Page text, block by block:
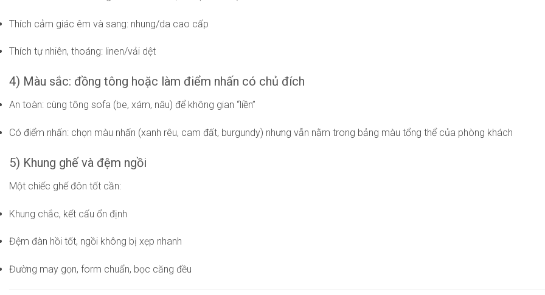
Thích cảm giác êm và sang: nhung/da cao cấp
Thích tự nhiên, thoáng: linen/vải dệt
4) Màu sắc: đồng tông hoặc làm điểm nhấn có chủ đích
An toàn: cùng tông sofa (be, xám, nâu) để không gian “liền”
Có điểm nhấn: chọn màu nhấn (xanh rêu, cam đất, burgundy) nhưng vẫn nằm trong bảng màu tổng thể của phòng khách
5) Khung ghế và đệm ngồi
Một chiếc ghế đôn tốt cần:
Khung chắc, kết cấu ổn định
Đệm đàn hồi tốt, ngồi không bị xẹp nhanh
Đường may gọn, form chuẩn, bọc căng đều